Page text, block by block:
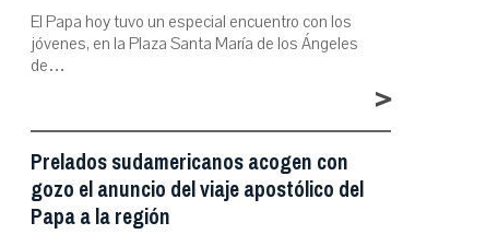
El Papa hoy tuvo un especial encuentro con los
jóvenes, en la Plaza Santa María de los Ángeles
de…
>
Prelados sudamericanos acogen con
gozo el anuncio del viaje apostólico del
Papa a la región